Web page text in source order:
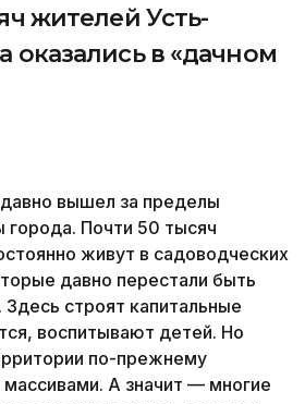
жителей Усть-
оказались в «дачном
вышел за пределы
города. Почти 50 тысяч
живут в садоводческих
давно перестали быть
строят капитальные
воспитывают детей. Но
по-прежнему
А значит — многие